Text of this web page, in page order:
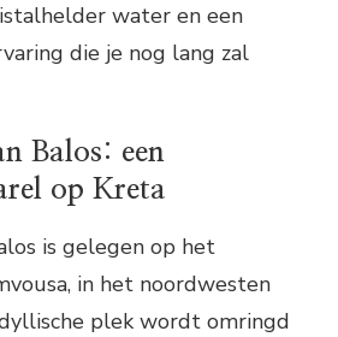
water en een
die je nog lang zal
Balos: een
op Kreta
is gelegen op het
in het noordwesten
plek wordt omringd